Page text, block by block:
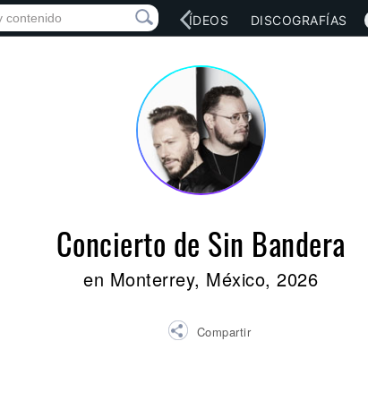
RED SOCIAL MÚSICA VÍDEOS DISCOGRAFÍAS
Concierto de Sin Bandera
en Monterrey, México, 2026
Compartir